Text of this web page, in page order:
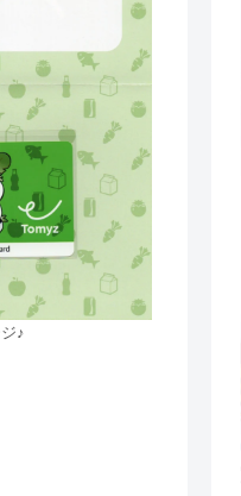
♪